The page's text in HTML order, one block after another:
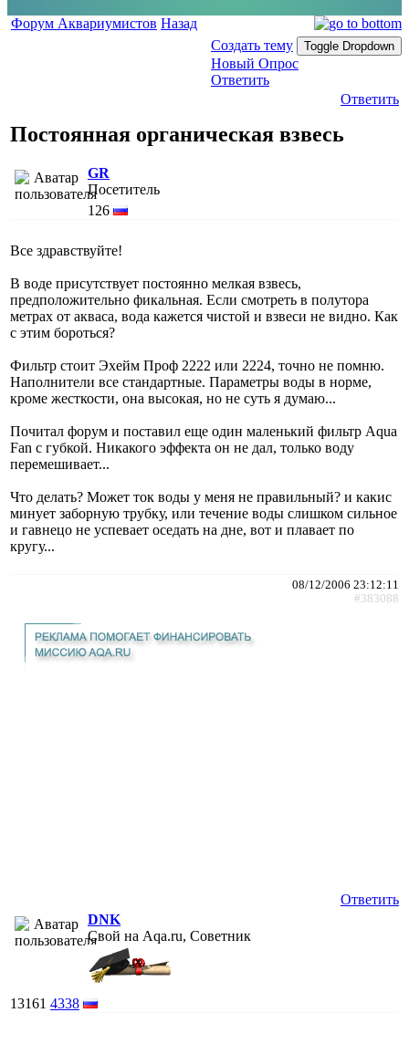
Форум Аквариумистов Назад
Создать тему
Toggle Dropdown
Новый Опрос
Ответить
Ответить
Постоянная органическая взвесь
GR
Посетитель
126
Все здравствуйте!
В воде присутствует постоянно мелкая взвесь,
предположительно фикальная. Если смотреть в полутора
метрах от акваса, вода кажется чистой и взвеси не видно. Как
с этим бороться?
Фильтр стоит Эхейм Проф 2222 или 2224, точно не помню.
Наполнители все стандартные. Параметры воды в норме,
кроме жесткости, она высокая, но не суть я думаю...
Почитал форум и поставил еще один маленький фильтр Aqua
Fan с губкой. Никакого эффекта он не дал, только воду
перемешивает...
Что делать? Может ток воды у меня не правильный? и какис
минует заборную трубку, или течение воды слишком сильное
и гавнецо не успевает оседать на дне, вот и плавает по
кругу...
08/12/2006 23:12:11
#383088
Ответить
DNK
Свой на Aqa.ru, Советник
13161 4338